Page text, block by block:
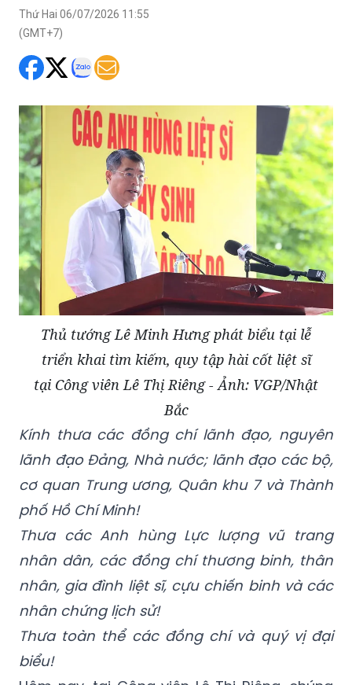
Thứ Hai 06/07/2026 11:55
(GMT+7)
Thủ tướng Lê Minh Hưng phát biểu tại lễ
triển khai tìm kiếm, quy tập hài cốt liệt sĩ
tại Công viên Lê Thị Riêng - Ảnh: VGP/Nhật
Bắc
Kính thưa các đồng chí lãnh đạo, nguyên
lãnh đạo Đảng, Nhà nước; lãnh đạo các bộ,
cơ quan Trung ương, Quân khu 7 và Thành
phố Hồ Chí Minh!
Thưa các Anh hùng Lực lượng vũ trang
nhân dân, các đồng chí thương binh, thân
nhân, gia đình liệt sĩ, cựu chiến binh và các
nhân chứng lịch sử!
Thưa toàn thể các đồng chí và quý vị đại
biểu!